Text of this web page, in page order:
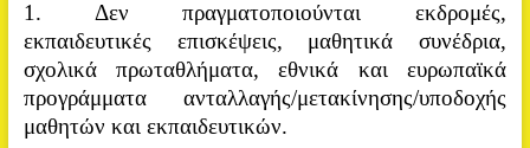
1. Δεν πραγματοποιούνται εκδρομές,
εκπαιδευτικές επισκέψεις, μαθητικά συνέδρια,
σχολικά πρωταθλήματα, εθνικά και ευρωπαϊκά
προγράμματα ανταλλαγής/μετακίνησης/υποδοχής
μαθητών και εκπαιδευτικών.